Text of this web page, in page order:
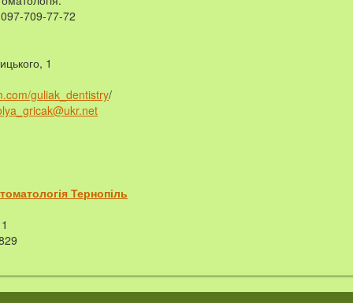
709-77-72
1
guliak_dentistry/
Тернопіль